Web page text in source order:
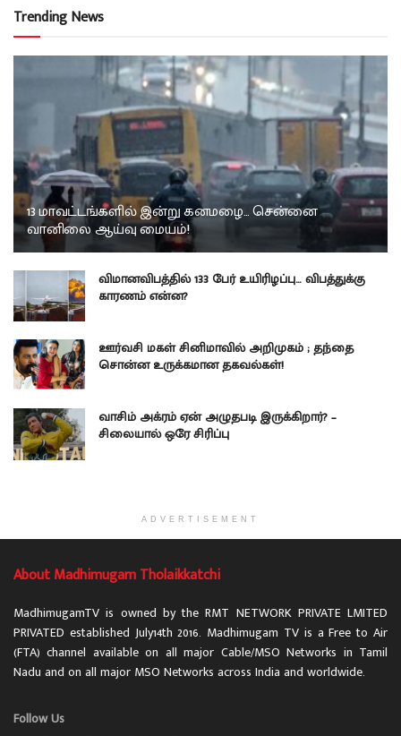
Trending News
13 மாவட்டங்களில் இன்று கனமழை… சென்னை
வானிலை ஆய்வு மையம்!
விமானவிபத்தில் 133 பேர் உயிரிழப்பு… விபத்துக்கு
காரணம் என்ன?
ஊர்வசி மகள் சினிமாவில் அறிமுகம் ; தந்தை
சொன்ன உருக்கமான தகவல்கள்!
வாசிம் அக்ரம் ஏன் அழுதபடி இருக்கிறார்? –
சிலையால் ஒரே சிரிப்பு
ADVERTISEMENT
About Madhimugam Tholaikkatchi
MadhimugamTV is owned by the RMT NETWORK PRIVATE LMITED
PRIVATED established July14th 2016. Madhimugam TV is a Free to Air
(FTA) channel available on all major Cable/MSO Networks in Tamil
Nadu and on all major MSO Networks across India and worldwide.
Follow Us